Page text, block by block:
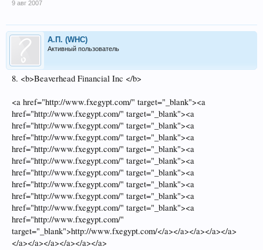
9 авг 2007
А.П. (WHC)
Активный пользователь
8. <b>Beaverhead Financial Inc </b>
<a href="http://www.fxegypt.com/" target="_blank"><a
href="http://www.fxegypt.com/" target="_blank"><a
href="http://www.fxegypt.com/" target="_blank"><a
href="http://www.fxegypt.com/" target="_blank"><a
href="http://www.fxegypt.com/" target="_blank"><a
href="http://www.fxegypt.com/" target="_blank"><a
href="http://www.fxegypt.com/" target="_blank"><a
href="http://www.fxegypt.com/" target="_blank"><a
href="http://www.fxegypt.com/" target="_blank"><a
href="http://www.fxegypt.com/" target="_blank"><a
href="http://www.fxegypt.com/"
target="_blank">http://www.fxegypt.com/</a></a></a></a></a>
</a></a></a></a></a></a>